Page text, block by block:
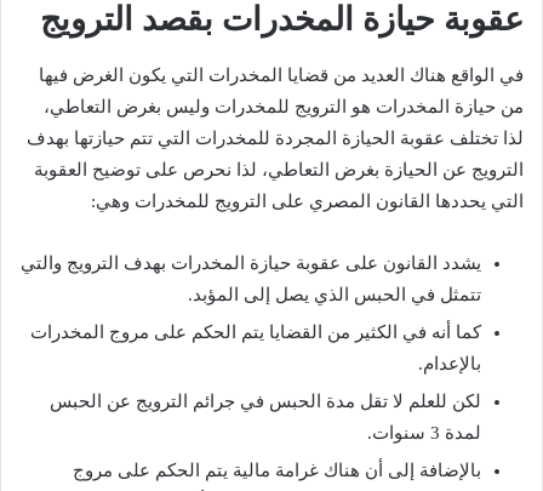
عقوبة حيازة المخدرات بقصد الترويج
في الواقع هناك العديد من قضايا المخدرات التي يكون الغرض فيها
من حيازة المخدرات هو الترويج للمخدرات وليس بغرض التعاطي،
لذا تختلف عقوبة الحيازة المجردة للمخدرات التي تتم حيازتها بهدف
الترويج عن الحيازة بغرض التعاطي، لذا نحرص على توضيح العقوبة
التي يحددها القانون المصري على الترويج للمخدرات وهي:
يشدد القانون على عقوبة حيازة المخدرات بهدف الترويج والتي
تتمثل في الحبس الذي يصل إلى المؤبد.
كما أنه في الكثير من القضايا يتم الحكم على مروج المخدرات
بالإعدام.
لكن للعلم لا تقل مدة الحبس في جرائم الترويج عن الحبس
لمدة 3 سنوات.
بالإضافة إلى أن هناك غرامة مالية يتم الحكم على مروج